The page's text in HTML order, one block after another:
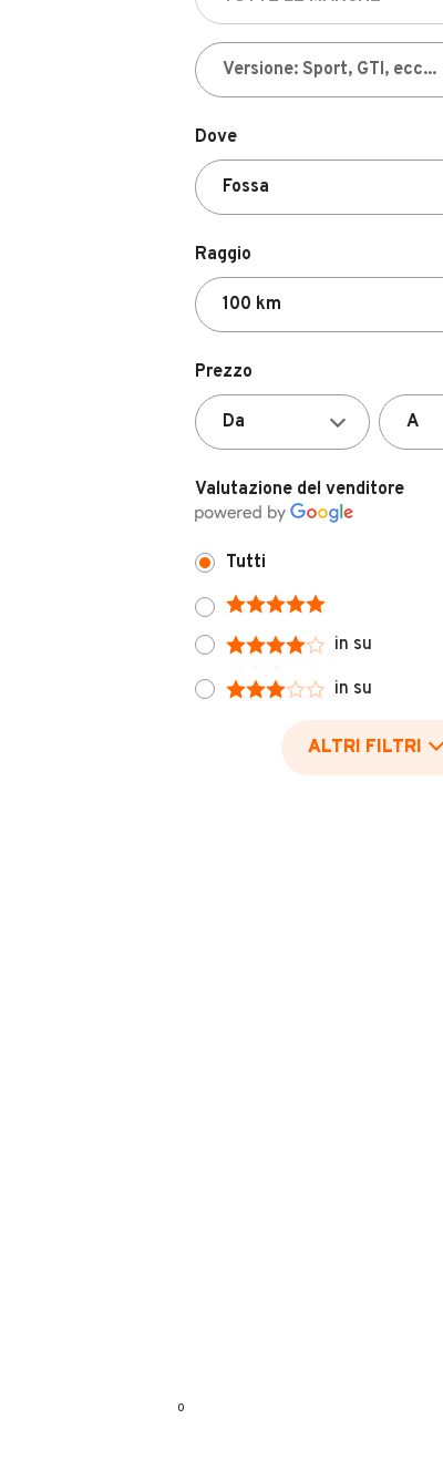
Dove
Raggio
Prezzo
Valutazione del venditore
Tutti
in su
in su
ALTRI FILTRI
0